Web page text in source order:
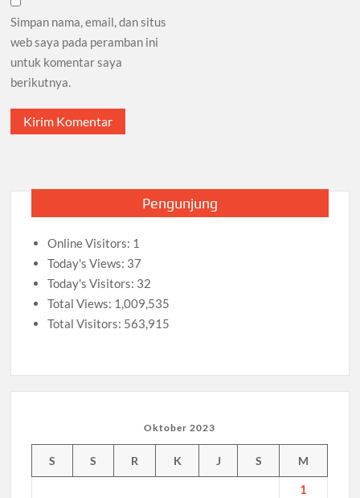
Simpan nama, email, dan situs
web saya pada peramban ini
untuk komentar saya
berikutnya.
Pengunjung
Online Visitors: 1
Today's Views: 37
Today's Visitors: 32
Total Views: 1,009,535
Total Visitors: 563,915
Oktober 2023
S S R K J S M
1